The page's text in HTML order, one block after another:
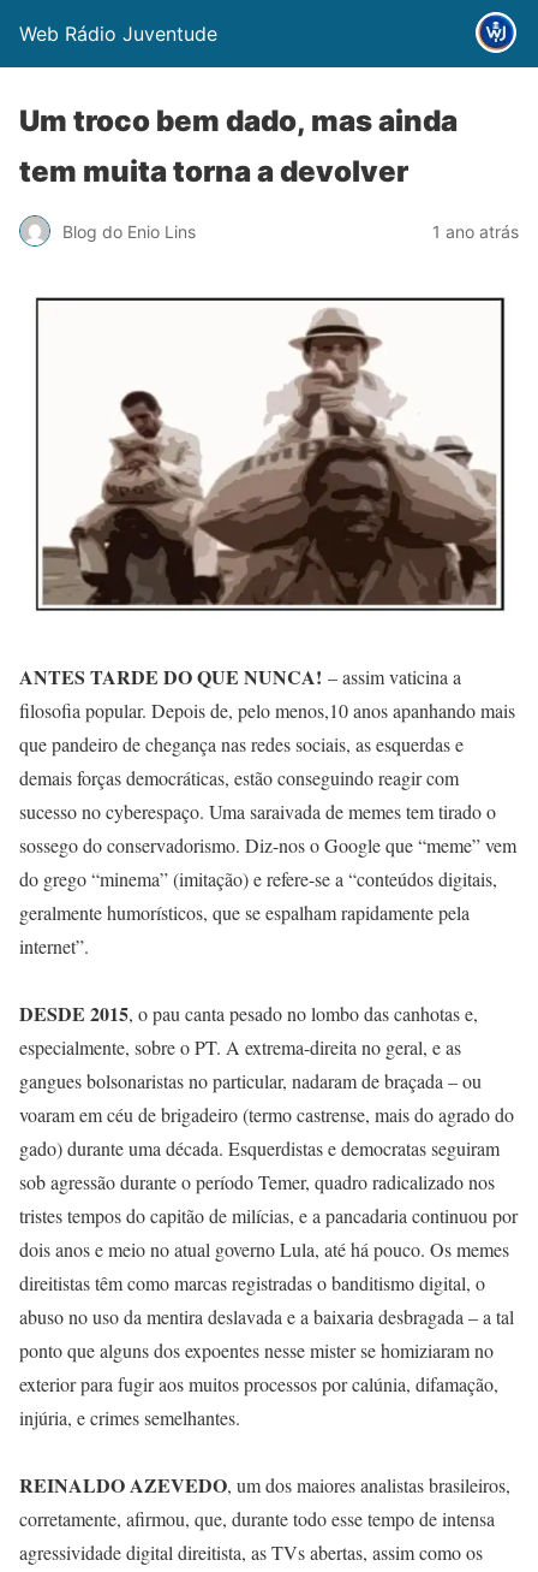
Web Rádio Juventude
Um troco bem dado, mas ainda
tem muita torna a devolver
Blog do Enio Lins 1 ano atrás
ANTES TARDE DO QUE NUNCA! – assim vaticina a
filosofia popular. Depois de, pelo menos,10 anos apanhando mais
que pandeiro de chegança nas redes sociais, as esquerdas e
demais forças democráticas, estão conseguindo reagir com
sucesso no cyberespaço. Uma saraivada de memes tem tirado o
sossego do conservadorismo. Diz-nos o Google que “meme” vem
do grego “minema” (imitação) e refere-se a “conteúdos digitais,
geralmente humorísticos, que se espalham rapidamente pela
internet”.
DESDE 2015, o pau canta pesado no lombo das canhotas e,
especialmente, sobre o PT. A extrema-direita no geral, e as
gangues bolsonaristas no particular, nadaram de braçada – ou
voaram em céu de brigadeiro (termo castrense, mais do agrado do
gado) durante uma década. Esquerdistas e democratas seguiram
sob agressão durante o período Temer, quadro radicalizado nos
tristes tempos do capitão de milícias, e a pancadaria continuou por
dois anos e meio no atual governo Lula, até há pouco. Os memes
direitistas têm como marcas registradas o banditismo digital, o
abuso no uso da mentira deslavada e a baixaria desbragada – a tal
ponto que alguns dos expoentes nesse mister se homiziaram no
exterior para fugir aos muitos processos por calúnia, difamação,
injúria, e crimes semelhantes.
REINALDO AZEVEDO, um dos maiores analistas brasileiros,
corretamente, afirmou, que, durante todo esse tempo de intensa
agressividade digital direitista, as TVs abertas, assim como os